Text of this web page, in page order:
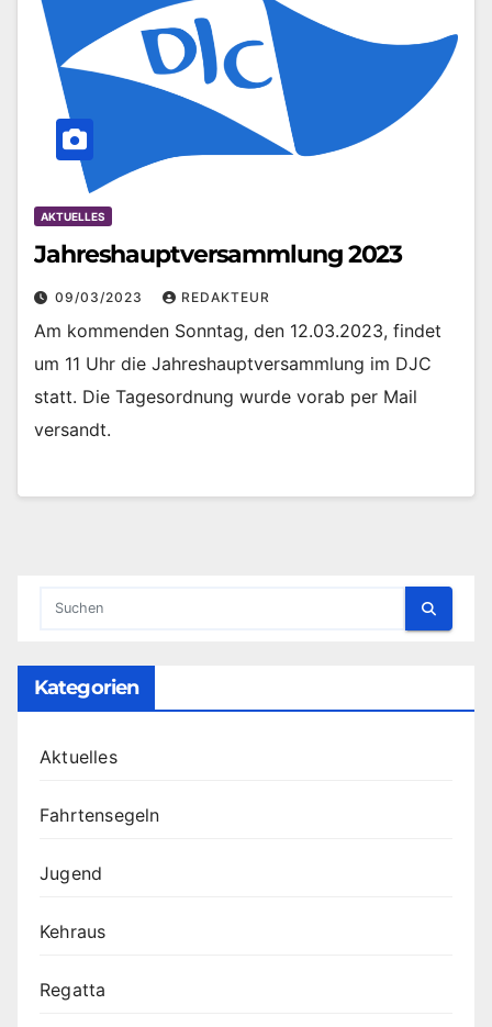
AKTUELLES
Jahreshauptversammlung 2023
09/03/2023 REDAKTEUR
Am kommenden Sonntag, den 12.03.2023, findet
um 11 Uhr die Jahreshauptversammlung im DJC
statt. Die Tagesordnung wurde vorab per Mail
versandt.
Kategorien
Aktuelles
Fahrtensegeln
Jugend
Kehraus
Regatta